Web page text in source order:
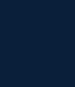
acuerdo
los
en la